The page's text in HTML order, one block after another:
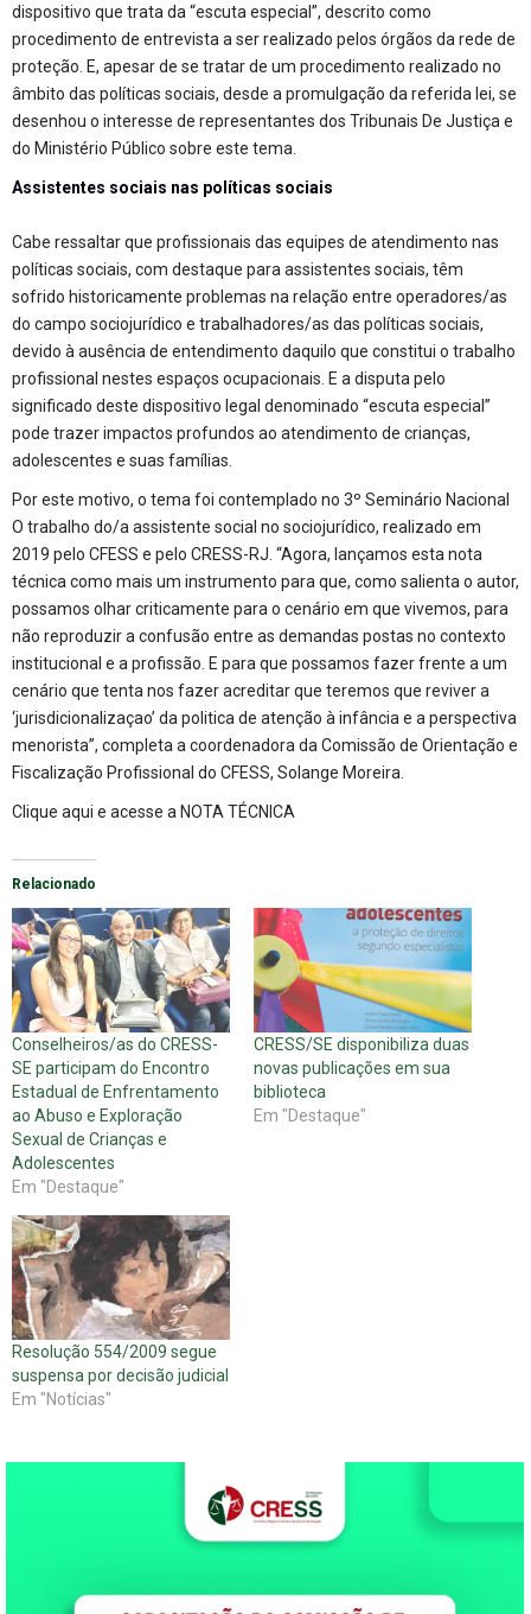
dispositivo que trata da “escuta especial”, descrito como
procedimento de entrevista a ser realizado pelos órgãos da rede de
proteção. E, apesar de se tratar de um procedimento realizado no
âmbito das políticas sociais, desde a promulgação da referida lei, se
desenhou o interesse de representantes dos Tribunais De Justiça e
do Ministério Público sobre este tema.
Assistentes sociais nas políticas sociais
Cabe ressaltar que profissionais das equipes de atendimento nas
políticas sociais, com destaque para assistentes sociais, têm
sofrido historicamente problemas na relação entre operadores/as
do campo sociojurídico e trabalhadores/as das políticas sociais,
devido à ausência de entendimento daquilo que constitui o trabalho
profissional nestes espaços ocupacionais. E a disputa pelo
significado deste dispositivo legal denominado “escuta especial”
pode trazer impactos profundos ao atendimento de crianças,
adolescentes e suas famílias.
Por este motivo, o tema foi contemplado no 3º Seminário Nacional
O trabalho do/a assistente social no sociojurídico, realizado em
2019 pelo CFESS e pelo CRESS-RJ. “Agora, lançamos esta nota
técnica como mais um instrumento para que, como salienta o autor,
possamos olhar criticamente para o cenário em que vivemos, para
não reproduzir a confusão entre as demandas postas no contexto
institucional e a profissão. E para que possamos fazer frente a um
cenário que tenta nos fazer acreditar que teremos que reviver a
‘jurisdicionalizaçao’ da politica de atenção à infância e a perspectiva
menorista”, completa a coordenadora da Comissão de Orientação e
Fiscalização Profissional do CFESS, Solange Moreira.
Clique aqui e acesse a NOTA TÉCNICA
Relacionado
Conselheiros/as do CRESS-
SE participam do Encontro
Estadual de Enfrentamento
ao Abuso e Exploração
Sexual de Crianças e
Adolescentes
Em "Destaque"
CRESS/SE disponibiliza duas
novas publicações em sua
biblioteca
Em "Destaque"
Resolução 554/2009 segue
suspensa por decisão judicial
Em "Notícias"